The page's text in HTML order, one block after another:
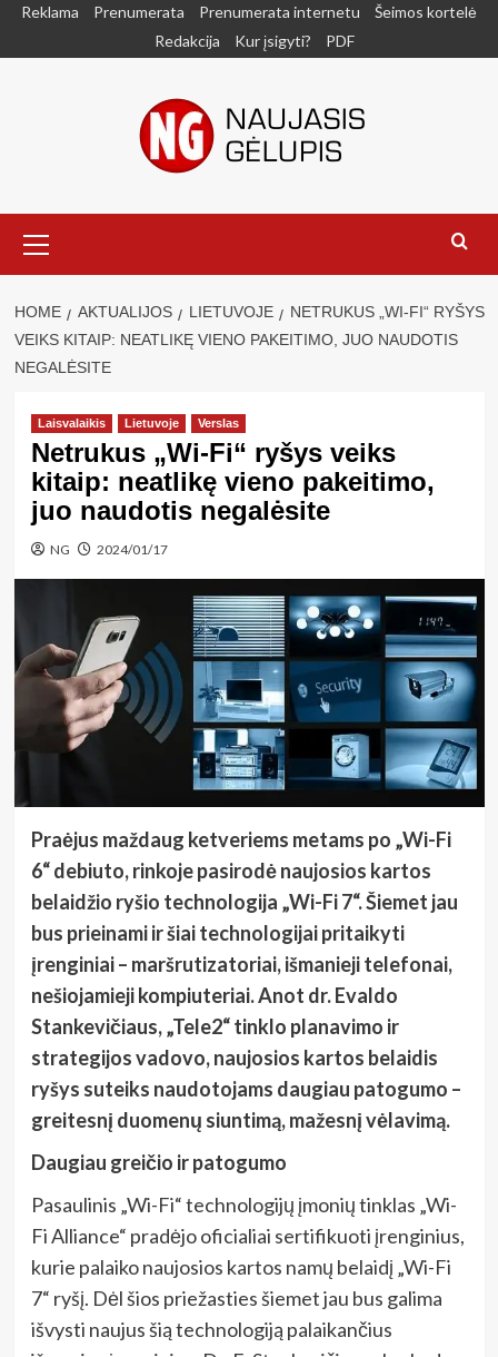
SkipReklama Prenumerata Prenumerata internetu
Šeimos kortelė
Redakcija
Kur įsigyti? PDF
Menu
HOME AKTUALIJOS LIETUVOJE
NETRUKUS „WI-FI“ RYŠYS
VEIKS KITAIP: NEATLIKĘ VIENO PAKEITIMO, JUO NAUDOTIS
NEGALĖSITE
Laisvalaikis Lietuvoje Verslas
Netrukus „Wi-Fi“ ryšys veiks
kitaip: neatlikę vieno pakeitimo,
juo naudotis negalėsite
NG 2024/01/17
Praėjus maždaug ketveriems metams po „Wi-Fi
6“ debiuto, rinkoje pasirodė naujosios kartos
belaidžio ryšio technologija „Wi-Fi 7“. Šiemet jau
bus prieinami ir šiai technologijai pritaikyti
įrenginiai – maršrutizatoriai, išmanieji telefonai,
nešiojamieji kompiuteriai. Anot dr. Evaldo
Stankevičiaus, „Tele2“ tinklo planavimo ir
strategijos vadovo, naujosios kartos belaidis
ryšys suteiks naudotojams daugiau patogumo –
greitesnį duomenų siuntimą, mažesnį vėlavimą.
Daugiau greičio ir patogumo
Pasaulinis „Wi-Fi“ technologijų įmonių tinklas „Wi-
Fi Alliance“ pradėjo oficialiai sertifikuoti įrenginius,
kurie palaiko naujosios kartos namų belaidį „Wi-Fi
7“ ryšį. Dėl šios priežasties šiemet jau bus galima
išvysti naujus šią technologiją palaikančius